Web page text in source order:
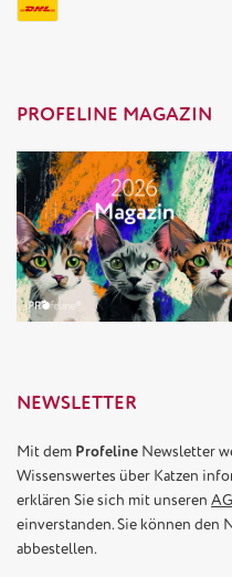
PROFELINE MAGAZIN
NEWSLETTER
Mit dem Profeline Newsletter
Wissenswertes über Katzen
erklären Sie sich mit unseren
einverstanden. Sie können den
abbestellen.